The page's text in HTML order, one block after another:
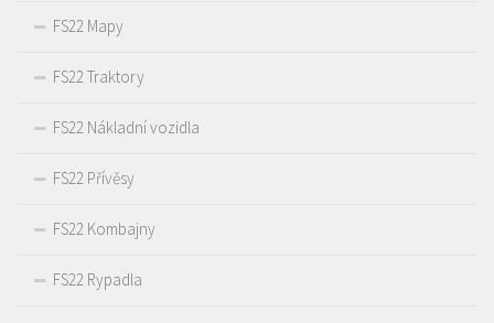
FS22 Mapy
FS22 Traktory
FS22 Nákladní vozidla
FS22 Přívěsy
FS22 Kombajny
FS22 Rypadla